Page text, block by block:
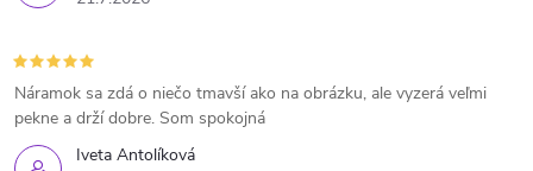
v
k
y
Iveta Antolíková
Náramok sa zdá o niečo tmavší ako na obrázku, ale vyzerá veľmi
pekne a drží dobre. Som spokojná